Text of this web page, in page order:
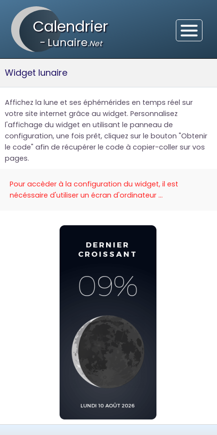
Calendrier
-Lunaire.Net
Widget lunaire
Affichez la lune et ses éphémérides en temps réel sur
votre site internet grâce au widget. Personnalisez
l'affichage du widget en utilisant le panneau de
configuration, une fois prêt, cliquez sur le bouton "Obtenir
le code" afin de récupérer le code à copier-coller sur vos
pages.
Pour accèder à la configuration du widget, il est
nécéssaire d'utiliser un écran d'ordinateur ...